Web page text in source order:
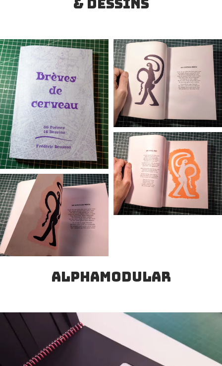
alphamodular